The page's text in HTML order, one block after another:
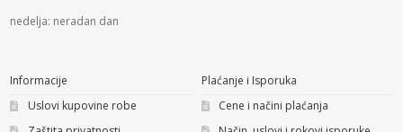
nedelja: neradan dan
Informacije
Uslovi kupovine robe
Plaćanje i Isporuka
Cene i načini plaćanja